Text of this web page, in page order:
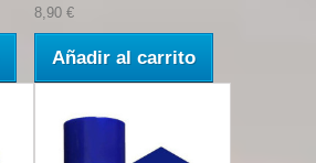
8,90 €
Añadir al carrito